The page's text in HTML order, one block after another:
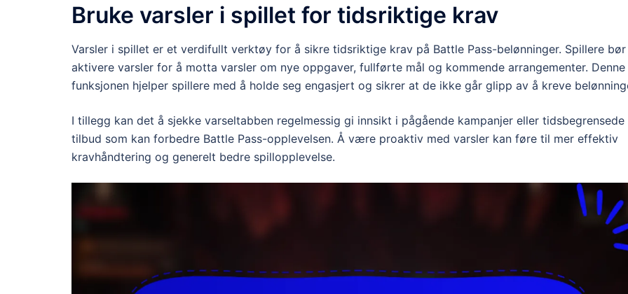
Bruke varsler i spillet for tidsriktige krav
Varsler i spillet er et verdifullt verktøy for å sikre tidsriktige krav på Battle Pass-belønninger. Spillere bør
aktivere varsler for å motta varsler om nye oppgaver, fullførte mål og kommende arrangementer. Denne
funksjonen hjelper spillere med å holde seg engasjert og sikrer at de ikke går glipp av å kreve
I tillegg kan det å sjekke varseltabben regelmessig gi innsikt i pågående kampanjer eller tidsbegrensede
tilbud som kan forbedre Battle Pass-opplevelsen. Å være proaktiv med varsler kan føre til mer effektiv
kravhåndtering og generelt bedre spillopplevelse.